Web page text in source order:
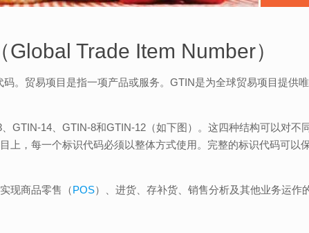
Trade Item Number）
。贸易项目是指一项产品或服务。GTIN是为全球贸易项目提供
GTIN-14、GTIN-8和GTIN-12（如下图）。这四种结构可以对不
上，每一个标识代码必须以整体方式使用。完整的标识代码可以
现商品零售（POS）、进货、存补货、销售分析及其他业务运作